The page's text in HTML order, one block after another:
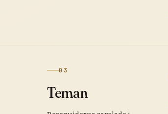
03
Teman